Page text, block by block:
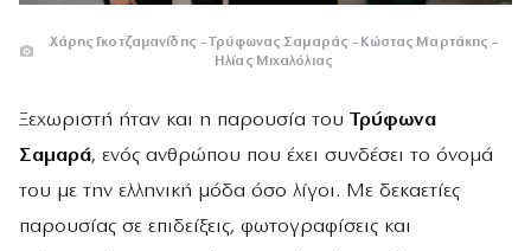
Χάρης Γκοτζαμανίδης – Τρύφωνας Σαμαράς – Κώστας Μαρτάκης –
Ηλίας Μιχαλόλιας
Ξεχωριστή ήταν και η παρουσία του Τρύφωνα
Σαμαρά, ενός ανθρώπου που έχει συνδέσει το όνομά
του με την ελληνική μόδα όσο λίγοι. Με δεκαετίες
παρουσίας σε επιδείξεις, φωτογραφίσεις και